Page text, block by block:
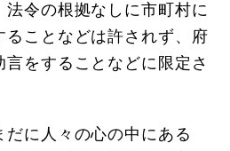
令の根拠なしに市町村に
ることなどは許されず、府
をすることなどに限定さ
に人々の心の中にある